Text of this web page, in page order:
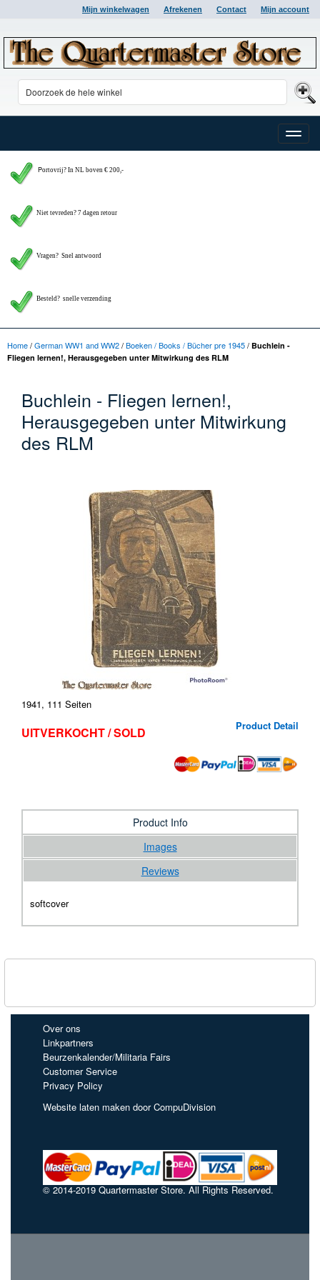
Mijn winkelwagen Afrekenen Contact Mijn account
Toggle
Portovrij? In NL boven € 200,-
Niet tevreden? 7 dagen retour
Vragen? Snel antwoord
Besteld? snelle verzending
Home/German WW1 and WW2/Boeken / Books / Bücher pre 1945/ Buchlein -
Fliegen lernen!, Herausgegeben unter Mitwirkung des RLM
Buchlein - Fliegen lernen!,
Herausgegeben unter Mitwirkung
des RLM
1941, 111 Seiten
Product Detail
UITVERKOCHT / SOLD
Product Info
Images
Reviews
softcover
Over ons
Linkpartners
Beurzenkalender/Militaria Fairs
Customer Service
Privacy Policy
Website laten maken door CompuDivision
© 2014-2019 Quartermaster Store. All Rights Reserved.